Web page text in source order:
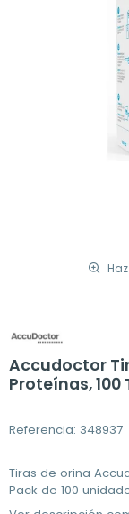
Accudoctor
Proteínas, 100
Referencia: 348937
Tiras de orina
Pack de 100